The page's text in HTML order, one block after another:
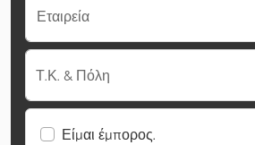
Εταιρεία
Τ.Κ. & Πόλη
Είμαι έμπορος.